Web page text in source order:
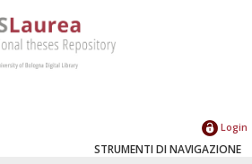
Login
STRUMENTI DI NAVIGAZIONE